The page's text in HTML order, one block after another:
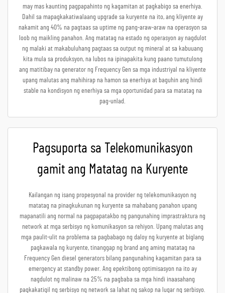
may mas kaunting pagpapahinto ng kagamitan at pagkabigo sa enerhiya.
Dahil sa mapagkakatiwalaang upgrade sa kuryente na ito, ang kliyente ay
nakamit ang 40% na pagtaas sa uptime ng pang-araw-araw na operasyon sa
loob ng maikling panahon. Ang matatag na estado ng operasyon ay nagdulot
ng malaki at makabuluhang pagtaas sa output ng mineral at sa kabuuang
kita mula sa produksyon, na lubos na ipinapakita kung paano tumutulong
ang matitibay na generator ng Frequency Gen sa mga industriyal na kliyente
upang malutas ang mahihirap na hamon sa enerhiya at baguhin ang hindi
stable na kondisyon ng enerhiya sa mga oportunidad para sa matatag na
pag-unlad.
Pagsuporta sa Telekomunikasyon
gamit ang Matatag na Kuryente
Kailangan ng isang propesyonal na provider ng telekomunikasyon ng
matatag na pinagkukunan ng kuryente sa mahabang panahon upang
mapanatili ang normal na pagpapatakbo ng pangunahing imprastraktura ng
network at mga serbisyo ng komunikasyon sa rehiyon. Upang malutas ang
mga paulit-ulit na problema sa pagbabago ng daloy ng kuryente at biglang
pagkawala ng kuryente, tinanggap ng brand ang aming matatag na
Frequency Gen diesel generators bilang pangunahing kagamitan para sa
emergency at standby power. Ang epektibong optimisasyon na ito ay
nagdulot ng malinaw na 25% na pagbaba sa mga hindi inaasahang
pagkakatigil ng serbisyo ng network sa lahat ng sakop na lugar ng serbisyo.